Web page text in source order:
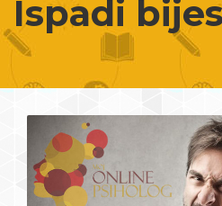
Ispadi